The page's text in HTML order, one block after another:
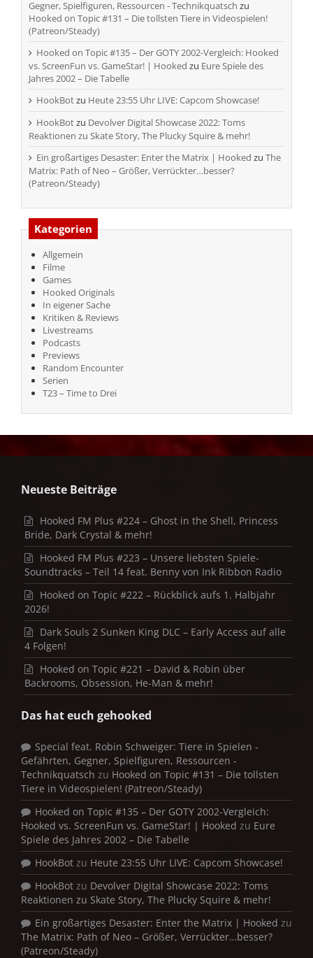
Gegner, Spielfiguren, Ressourcen - Technikquatsch zu
Hooked on Topic #131 – Die tollsten Tiere in Videospielen!
(Patreon/Steady)
Hooked on Topic #135 – Der GOTY 2002-Vergleich: Hooked
vs. ScreenFun vs. GameStar! | Hooked zu Eure Spiele des
Jahres 2002 – Die Tabelle
HookBotzu Heute 23:55 Uhr LIVE: Capcom Showcase!
HookBotzu Devolver Digital Showcase 2022: Toms
Reaktionen zu Skate Story, The Plucky Squire & mehr!
Ein großartiges Desaster: Enter the Matrix | Hooked zu The
Matrix: Path of Neo – Größer, Verrückter…besser?
(Patreon/Steady)
Kategorien
Allgemein
Filme
Games
Hooked Originals
In eigener Sache
Kritiken & Reviews
Livestreams
Podcasts
Previews
Random Encounter
Serien
T23 – Time to Drei
Neueste Beiträge
Hooked FM Plus #224 – Ghost in the Shell, Princess
Bride, Dark Crystal & mehr!
Hooked FM Plus #223 – Unsere liebsten Spiele-
Soundtracks – Teil 14 feat. Benny von Ink Ribbon Radio
Hooked on Topic #222 – Rückblick aufs 1. Halbjahr
2026!
Dark Souls 2 Sunken King DLC – Early Access auf alle
4 Folgen!
Hooked on Topic #221 – David & Robin über
Backrooms, Obsession, He-Man & mehr!
Das hat euch gehooked
Special feat. Robin Schweiger: Tiere in Spielen -
Gefährten, Gegner, Spielfiguren, Ressourcen -
Technikquatsch zu Hooked on Topic #131 – Die tollsten
Tiere in Videospielen! (Patreon/Steady)
Hooked on Topic #135 – Der GOTY 2002-Vergleich:
Hooked vs. ScreenFun vs. GameStar! | Hooked zu Eure
Spiele des Jahres 2002 – Die Tabelle
HookBot zu Heute 23:55 Uhr LIVE: Capcom Showcase!
HookBot zu Devolver Digital Showcase 2022: Toms
Reaktionen zu Skate Story, The Plucky Squire & mehr!
Ein großartiges Desaster: Enter the Matrix | Hooked zu
The Matrix: Path of Neo – Größer, Verrückter…besser?
(Patreon/Steady)